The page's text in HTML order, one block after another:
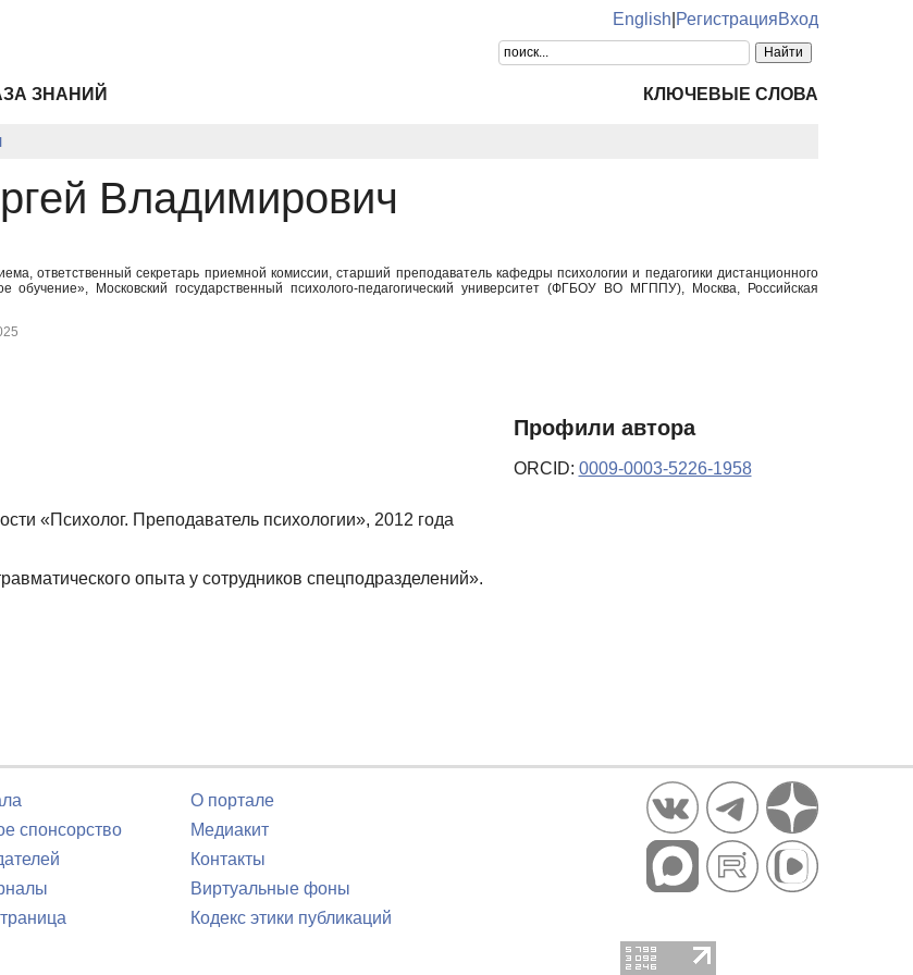
English РегистрацияВход
ЗНАНИЙ КЛЮЧЕВЫЕ СЛОВА
Владимирович
ответственный секретарь приемной комиссии, старший преподаватель кафедры психологии и педагогики дистанционного
обучение», Московский государственный психолого-педагогический университет (ФГБОУ ВО МГППУ), Москва, Российская
«Психолог. Преподаватель психологии», 2012 года
опыта у сотрудников спецподразделений».
Профили автора
ORCID: 0009-0003-5226-1958
спонсорство
О портале
Медиакит
Контакты
Виртуальные фоны
Кодекс этики публикаций